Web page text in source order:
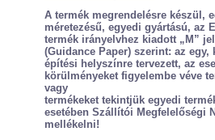
A termék megrendelésre készül,
méretezésű, egyedi gyártású, az
termék irányelvhez kiadott „M”
(Guidance Paper) szerint: az
építési helyszínre tervezett, az
körülményeket figyelembe véve
vagy
termékeket tekintjük egyedi
esetében Szállítói Megfelelőségi
mellékelni!